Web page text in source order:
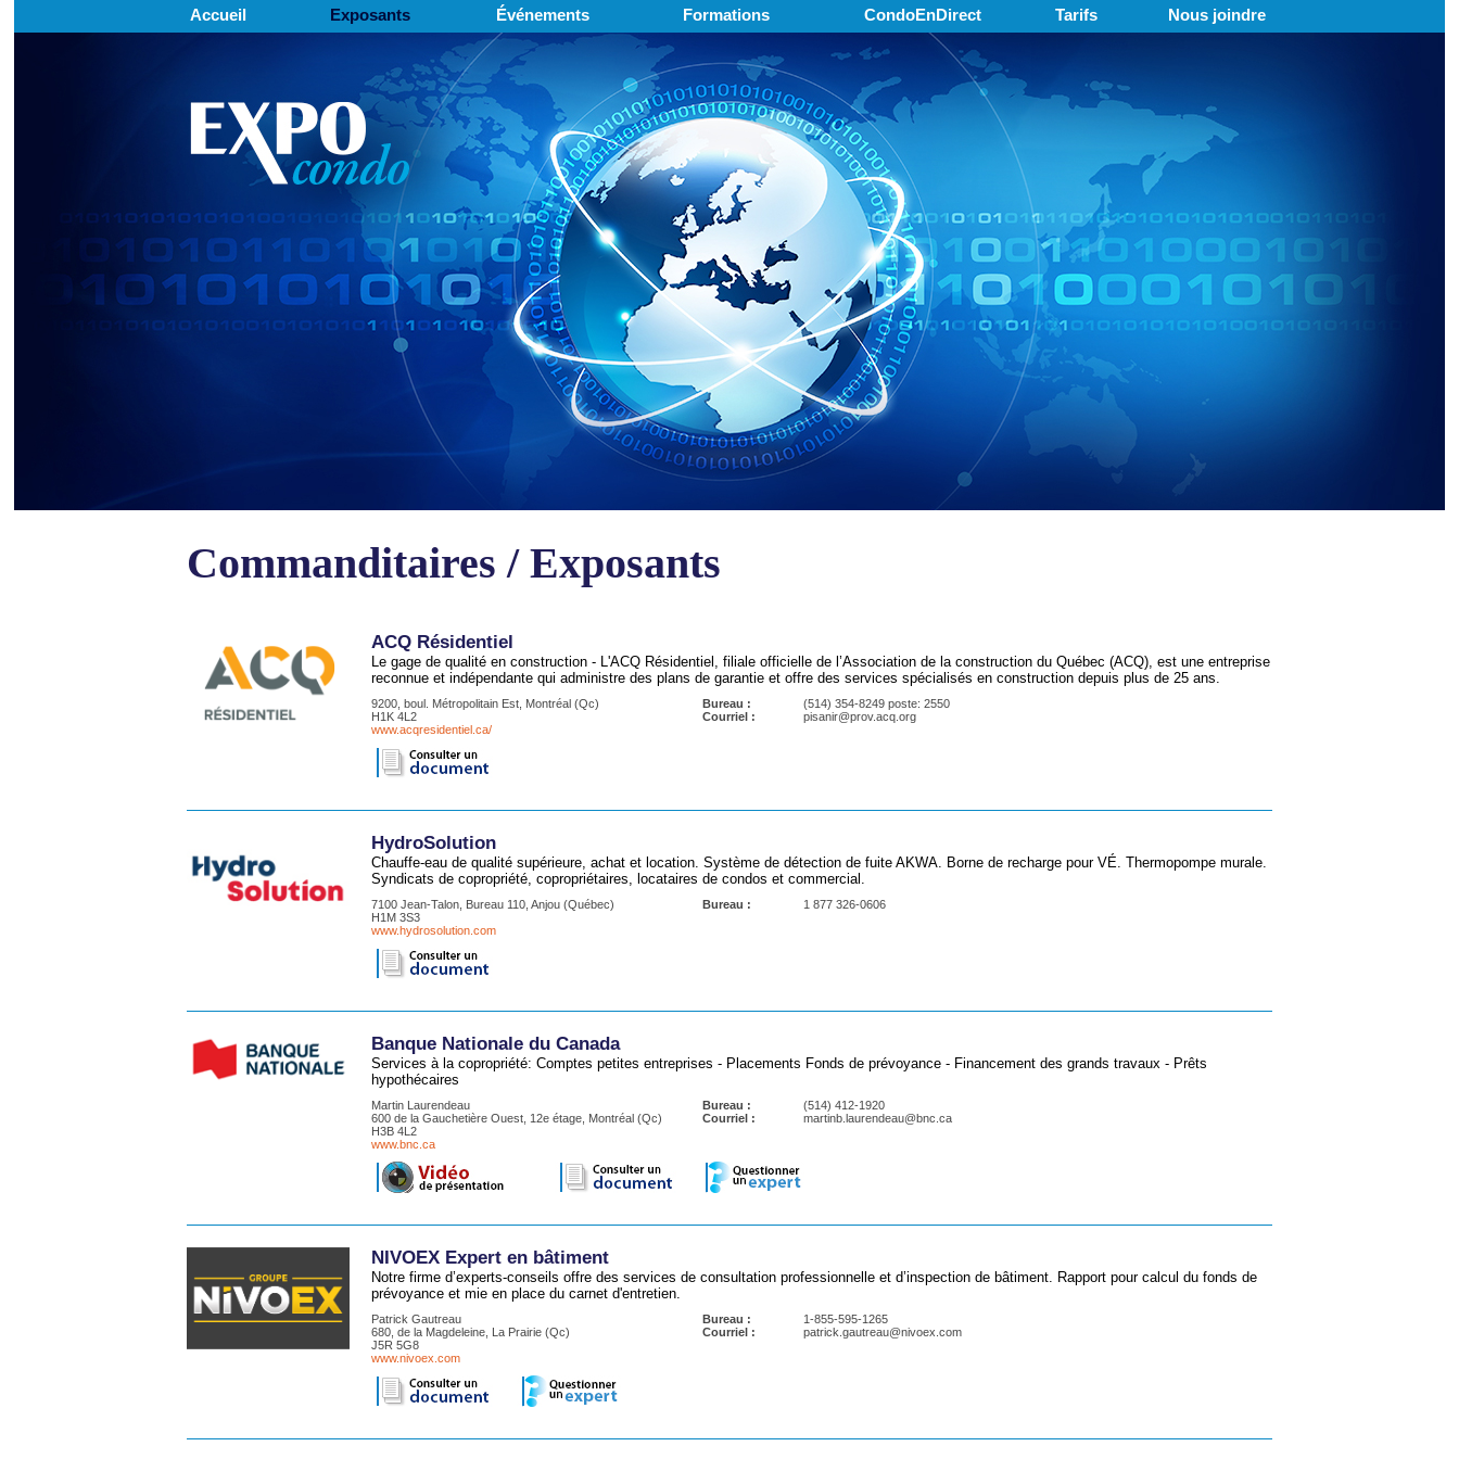
Accueil Exposants Événements Formations CondoEnDirect Tarifs Nous joindre
Commanditaires / Exposants
ACQ Résidentiel
Le gage de qualité en construction - L'ACQ Résidentiel, filiale officielle de l’Association de la construction du Québec (ACQ), est une entreprise
reconnue et indépendante qui administre des plans de garantie et offre des services spécialisés en construction depuis plus de 25 ans.
9200, boul. Métropolitain Est, Montréal (Qc)
H1K 4L2
www.acqresidentiel.ca/
Bureau :
(514) 354-8249 poste: 2550
Courriel :
pisanir@prov.acq.org
HydroSolution
Chauffe-eau de qualité supérieure, achat et location. Système de détection de fuite AKWA. Borne de recharge pour VÉ. Thermopompe murale.
Syndicats de copropriété, copropriétaires, locataires de condos et commercial.
7100 Jean-Talon, Bureau 110, Anjou (Québec)
H1M 3S3
www.hydrosolution.com
Bureau : 1 877 326-0606
Banque Nationale du Canada
Services à la copropriété: Comptes petites entreprises - Placements Fonds de prévoyance - Financement des grands travaux - Prêts
hypothécaires
Martin Laurendeau
600 de la Gauchetière Ouest, 12e étage, Montréal (Qc)
H3B 4L2
www.bnc.ca
Bureau :
(514) 412-1920
Courriel :
martinb.laurendeau@bnc.ca
NIVOEX Expert en bâtiment
Notre firme d’experts-conseils offre des services de consultation professionnelle et d’inspection de bâtiment. Rapport pour calcul du fonds de
prévoyance et mie en place du carnet d'entretien.
Patrick Gautreau
680, de la Magdeleine, La Prairie (Qc)
J5R 5G8
www.nivoex.com
Bureau :
1-855-595-1265
Courriel :
patrick.gautreau@nivoex.com